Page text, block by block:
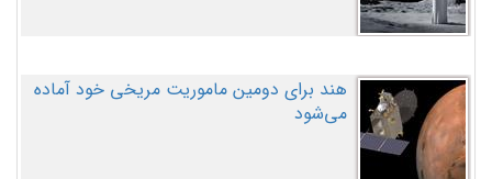
هند برای دومین ماموریت مریخی خود آماده
می‌شود